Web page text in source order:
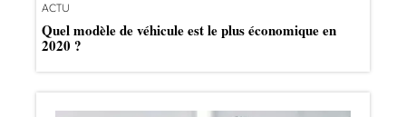
ACTU
Quel modèle de véhicule est le plus économique en
2020 ?